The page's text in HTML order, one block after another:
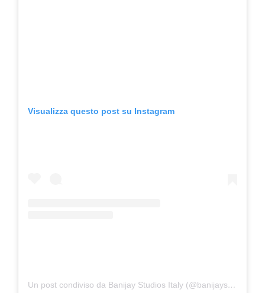
Visualizza questo post su Instagram
Un post condiviso da Banijay Studios Italy (@banijaystudios)